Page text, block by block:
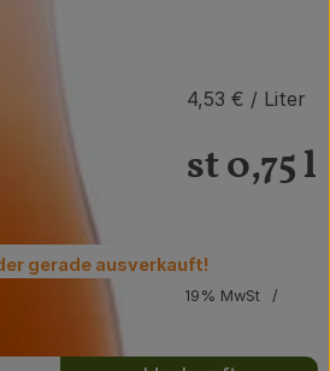
0,75 l
14,53 € / Liter
gerade ausverkauft!
19% MwSt
Rezepte